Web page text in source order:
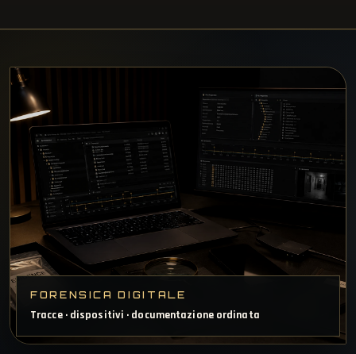
FORENSICA DIGITALE
Tracce · dispositivi · documentazione ordinata